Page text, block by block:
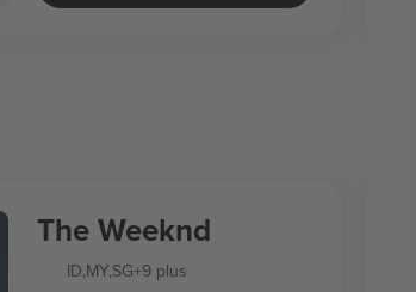
The Weeknd
ID,MY,SG+9 plus